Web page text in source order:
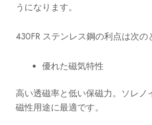
うになります。
430FR ステンレス鋼の利点は次の
優れた磁気特性
高い透磁率と低い保磁力。ソレノ
磁性用途に最適です。